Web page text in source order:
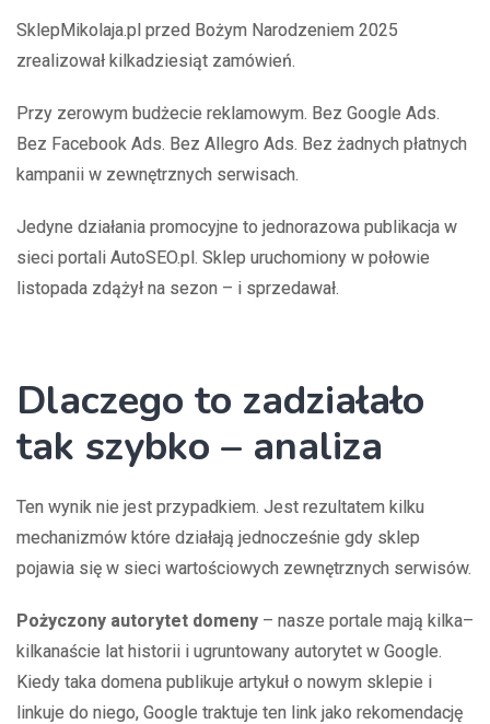
SklepMikolaja.pl przed Bożym Narodzeniem 2025
zrealizował kilkadziesiąt zamówień.
Przy zerowym budżecie reklamowym. Bez Google Ads.
Bez Facebook Ads. Bez Allegro Ads. Bez żadnych płatnych
kampanii w zewnętrznych serwisach.
Jedyne działania promocyjne to jednorazowa publikacja w
sieci portali AutoSEO.pl. Sklep uruchomiony w połowie
listopada zdążył na sezon – i sprzedawał.
Dlaczego to zadziałało
tak szybko – analiza
Ten wynik nie jest przypadkiem. Jest rezultatem kilku
mechanizmów które działają jednocześnie gdy sklep
pojawia się w sieci wartościowych zewnętrznych serwisów.
Pożyczony autorytet domeny – nasze portale mają kilka–
kilkanaście lat historii i ugruntowany autorytet w Google.
Kiedy taka domena publikuje artykuł o nowym sklepie i
linkuje do niego, Google traktuje ten link jako rekomendację